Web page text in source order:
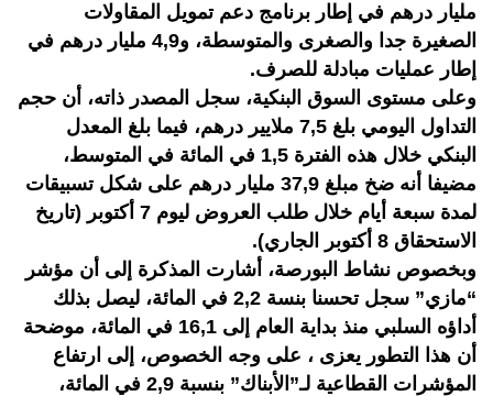
مليار درهم في إطار برنامج دعم تمويل المقاولات
الصغيرة جدا والصغرى والمتوسطة، و4,9 مليار درهم في
إطار عمليات مبادلة للصرف.
وعلى مستوى السوق البنكية، سجل المصدر ذاته، أن حجم
التداول اليومي بلغ 7,5 ملايير درهم، فيما بلغ المعدل
البنكي خلال هذه الفترة 1,5 في المائة في المتوسط،
مضيفا أنه ضخ مبلغ 37,9 مليار درهم على شكل تسبيقات
لمدة سبعة أيام خلال طلب العروض ليوم 7 أكتوبر (تاريخ
الاستحقاق 8 أكتوبر الجاري).
وبخصوص نشاط البورصة، أشارت المذكرة إلى أن مؤشر
“مازي” سجل تحسنا بنسة 2,2 في المائة، ليصل بذلك
أداؤه السلبي منذ بداية العام إلى 16,1 في المائة، موضحة
أن هذا التطور يعزى ، على وجه الخصوص، إلى ارتفاع
المؤشرات القطاعية لـ”الأبناك” بنسبة 2,9 في المائة،